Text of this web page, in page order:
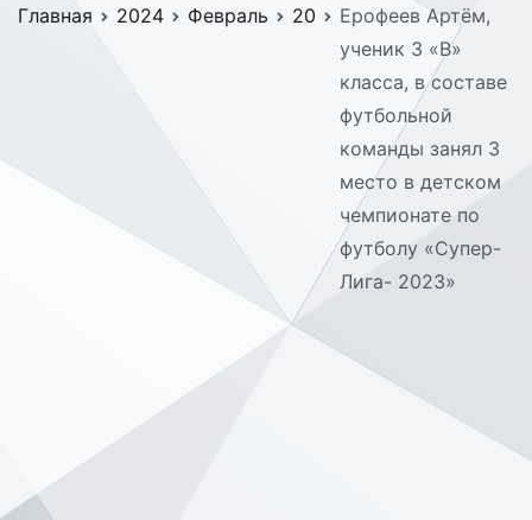
Главная 2024 Февраль 20
Ерофеев Артём,
ученик 3 «В»
класса, в составе
футбольной
команды занял 3
место в детском
чемпионате по
футболу «Супер-
Лига- 2023»